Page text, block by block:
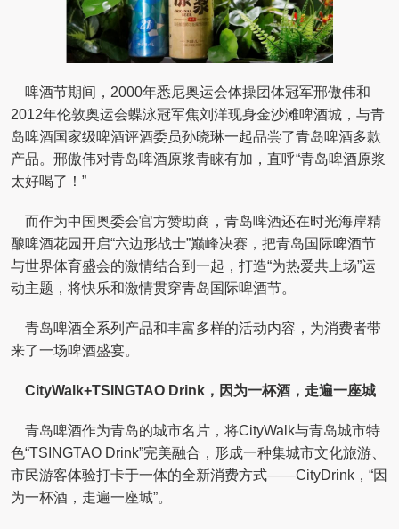
啤酒节期间，2000年悉尼奥运会体操团体冠军邢傲伟和
2012年伦敦奥运会蝶泳冠军焦刘洋现身金沙滩啤酒城，与青
岛啤酒国家级啤酒评酒委员孙晓琳一起品尝了青岛啤酒多款
产品。邢傲伟对青岛啤酒原浆青睐有加，直呼“青岛啤酒原浆
太好喝了！”
而作为中国奥委会官方赞助商，青岛啤酒还在时光海岸精
酿啤酒花园开启“六边形战士”巅峰决赛，把青岛国际啤酒节
与世界体育盛会的激情结合到一起，打造“为热爱共上场”运
动主题，将快乐和激情贯穿青岛国际啤酒节。
青岛啤酒全系列产品和丰富多样的活动内容，为消费者带
来了一场啤酒盛宴。
CityWalk+TSINGTAO Drink，因为一杯酒，走遍一座城
青岛啤酒作为青岛的城市名片，将CityWalk与青岛城市特
色“TSINGTAO Drink”完美融合，形成一种集城市文化旅游、
市民游客体验打卡于一体的全新消费方式——CityDrink，“因
为一杯酒，走遍一座城”。